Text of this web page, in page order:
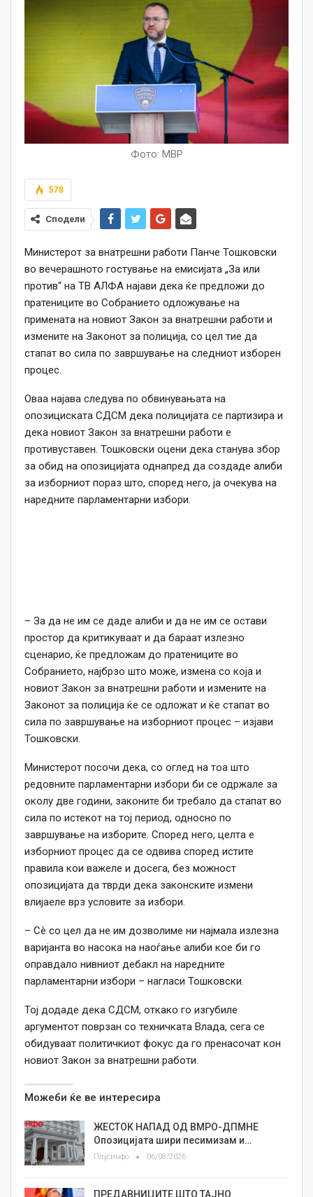
Фото: МВР
578
Сподели
Министерот за внатрешни работи Панче Тошковски
во вечерашното гостување на емисијата „За или
против“ на ТВ АЛФА најави дека ќе предложи до
пратениците во Собранието одложување на
примената на новиот Закон за внатрешни работи и
измените на Законот за полиција, со цел тие да
стапат во сила по завршување на следниот изборен
процес.
Оваа најава следува по обвинувањата на
опозициската СДСМ дека полицијата се партизира и
дека новиот Закон за внатрешни работи е
противуставен. Тошковски оцени дека станува збор
за обид на опозицијата однапред да создаде алиби
за изборниот пораз што, според него, ја очекува на
наредните парламентарни избори.
– За да не им се даде алиби и да не им се остави
простор да критикуваат и да бараат излезно
сценарио, ќе предложам до пратениците во
Собранието, најбрзо што може, измена со која и
новиот Закон за внатрешни работи и измените на
Законот за полиција ќе се одложат и ќе стапат во
сила по завршување на изборниот процес – изјави
Тошковски.
Министерот посочи дека, со оглед на тоа што
редовните парламентарни избори би се одржале за
околу две години, законите би требало да стапат во
сила по истекот на тој период, односно по
завршување на изборите. Според него, целта е
изборниот процес да се одвива според истите
правила кои важеле и досега, без можност
опозицијата да тврди дека законските измени
влијаеле врз условите за избори.
– Сè со цел да не им дозволиме ни најмала излезна
варијанта во насока на наоѓање алиби кое би го
оправдало нивниот дебакл на наредните
парламентарни избори – нагласи Тошковски.
Тој додаде дека СДСМ, откако го изгубиле
аргументот поврзан со техничката Влада, сега се
обидуваат политичкиот фокус да го пренасочат кон
новиот Закон за внатрешни работи.
Можеби ќе ве интересира
ЖЕСТОК НАПАД ОД ВМРО-ДПМНЕ
Опозицијата шири песимизам и…
Плусинфо 06/08/2026
ПРЕДАВНИЦИТЕ ШТО ТАЈНО